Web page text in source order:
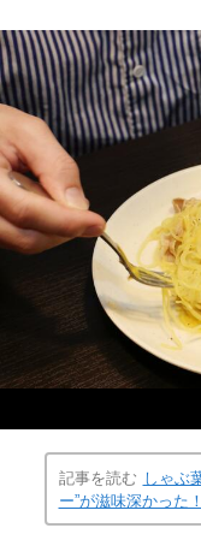
記事を読む しゃぶ
ー”が滋味深かった